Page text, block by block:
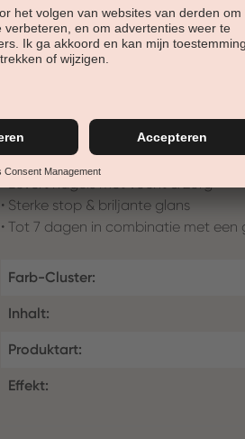
dnagellack voor kunst en natuurlijke
heeft deze nagellak een zeer hoge
ontwerpdeksel en geïntegreerde
• Verbetering van het
• zachte, romige textuur
• Sterke stop & briljante glans
• Tot 7 dagen in combinatie met
Farb-Cluster:
Inhalt:
Produktart:
Effekt: